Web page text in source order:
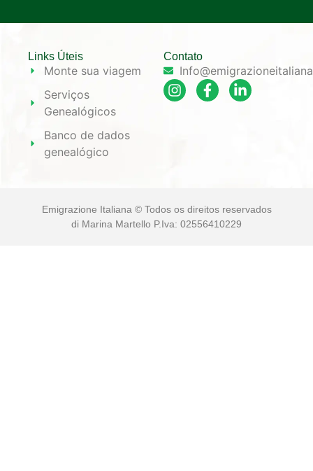
Links Úteis
Monte sua viagem
Serviços
Genealógicos
Banco de dados
genealógico
Contato
Emigrazione Italiana © Todos os direitos reservados
di Marina Martello P.Iva: 02556410229